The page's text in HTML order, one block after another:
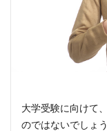
大学受験に向けて
のではないでしょ